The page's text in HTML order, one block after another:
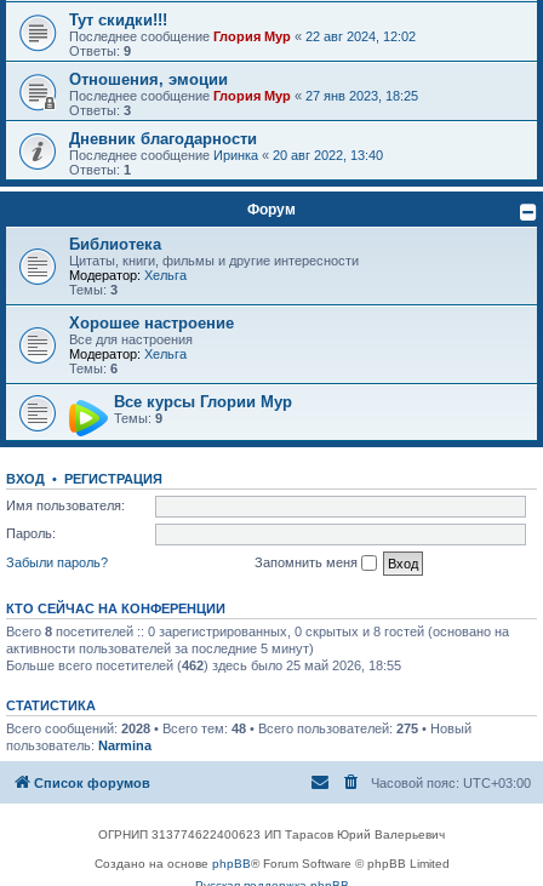
Тут скидки!!!
Последнее сообщение Глория Мур « 22 авг 2024, 12:02
Ответы: 9
Отношения, эмоции
Последнее сообщение Глория Мур « 27 янв 2023, 18:25
Ответы: 3
Дневник благодарности
Последнее сообщение Иринка « 20 авг 2022, 13:40
Ответы: 1
Форум
Библиотека
Цитаты, книги, фильмы и другие интересности
Модератор: Хельга
Темы: 3
Хорошее настроение
Все для настроения
Модератор: Хельга
Темы: 6
Все курсы Глории Мур
Темы: 9
ВХОД • РЕГИСТРАЦИЯ
Имя пользователя:
Пароль:
Забыли пароль?
Запомнить меня
КТО СЕЙЧАС НА КОНФЕРЕНЦИИ
Всего 8 посетителей :: 0 зарегистрированных, 0 скрытых и 8 гостей (основано на
активности пользователей за последние 5 минут)
Больше всего посетителей (462) здесь было 25 май 2026, 18:55
СТАТИСТИКА
Всего сообщений: 2028 • Всего тем: 48 • Всего пользователей: 275 • Новый
пользователь: Narmina
Список форумов Часовой пояс: UTC+03:00
ОГРНИП 313774622400623 ИП Тарасов Юрий Валерьевич
Создано на основе phpBB® Forum Software © phpBB Limited